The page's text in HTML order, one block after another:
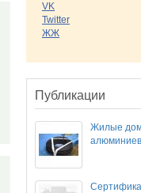
VK
Twitter
ЖЖ
Публикации
Жилые